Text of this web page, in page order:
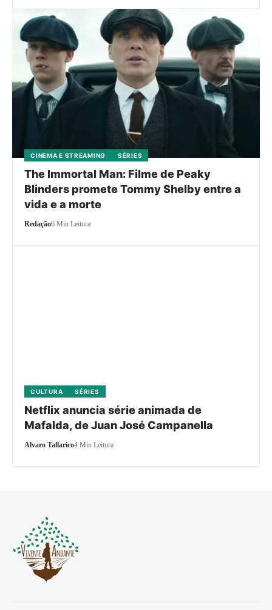
CINEMA E STREAMING SÉRIES
The Immortal Man: Filme de Peaky
Blinders promete Tommy Shelby entre a
vida e a morte
Redação6 Min Leitura
CULTURA SÉRIES
Netflix anuncia série animada de
Mafalda, de Juan José Campanella
Alvaro Tallarico4 Min Leitura